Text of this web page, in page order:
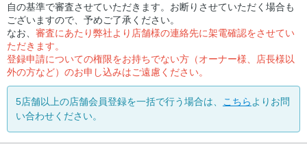
自の基準で審査させていただきます。お断りさせていただく場合も
ございますので、予めご了承ください。
なお、 審査にあたり弊社より店舗様の連絡先に架電確認をさせてい
ただきます。
登録申請についての権限をお持ちでない方（オーナー様、店長様以
外の方など）のお申し込みはご遠慮ください。
5店舗以上の店舗会員登録を一括で行う場合は、 こちら よりお問
い合わせください。